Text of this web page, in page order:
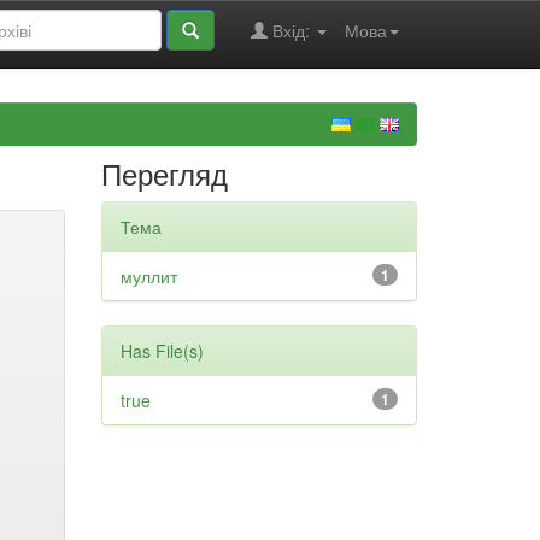
Мова
Вхід:
Перегляд
Тема
1
муллит
Has File(s)
1
true